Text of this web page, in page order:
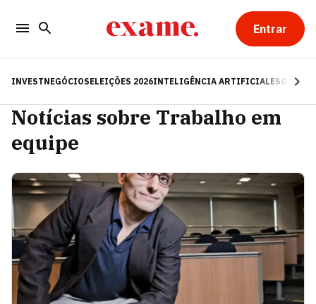
Entrar
INVESTNEGÓCIOSELEIÇÕES 2026INTELIGÊNCIA ARTIFICIALESG
Notícias sobre Trabalho em
equipe